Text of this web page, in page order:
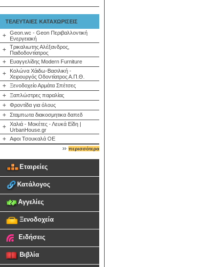
ΤΕΛΕΥΤΑΙΕΣ ΚΑΤΑΧΩΡΙΣΕΙΣ
+
Geon.wc - Geon Περιβαλλοντική
Ενεργειακή
+
Τρικαλιωτης Αλέξανδρος,
Παιδοδοντίατρος
+ Ευαγγελίδης Modern Furniture
+
Κολώνα Χάιδω-Βασιλική -
Χειρουργός Οδοντίατρος Α.Π.Θ.
+ Ξενοδοχείο Αρμάτα Σπέτσες
+ Ξαπλώστρες παραλίας
+ Φροντίδα για όλους
+ Σταμπωτα διακοσμητικα δαπεδ
+
Χαλιά - Μοκέτες - Λευκά Είδη |
UrbanHouse.gr
+ Αφοι Τσουκαλά ΟΕ
περισσότερα
Εταιρείες
Κατάλογος
Αγγελίες
Ξενοδοχεία
Ειδήσεις
Βιβλία